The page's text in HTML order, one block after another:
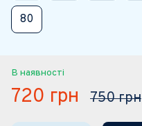
80
В наявності
720 грн 750 грн